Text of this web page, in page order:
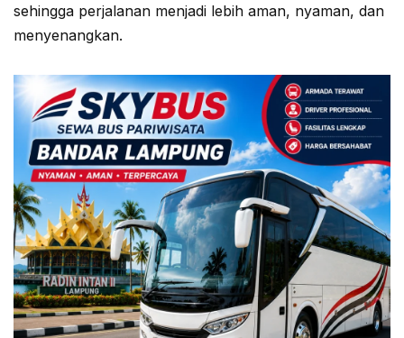
sehingga perjalanan menjadi lebih aman, nyaman, dan
menyenangkan.